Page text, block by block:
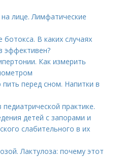
лице. Лимфатические
В каких случаях
эффективен?
Как измерить
перед сном. Напитки в
практике.
детей с запорами и
слабительного в их
Лактулоза: почему этот